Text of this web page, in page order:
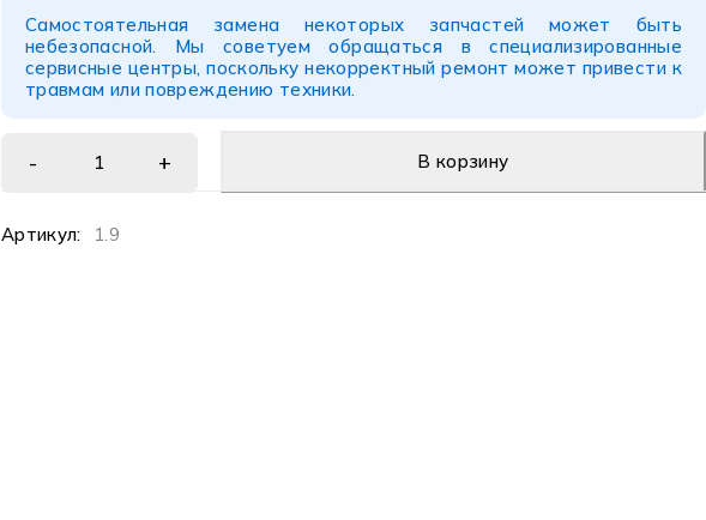
Самостоятельная замена некоторых запчастей может быть
небезопасной. Мы советуем обращаться в специализированные
сервисные центры, поскольку некорректный ремонт может привести к
травмам или повреждению техники.
В корзину
Артикул: 1.9